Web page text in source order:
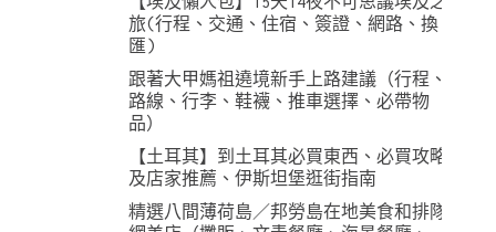
旅(行程、交通、住宿、簽證、網路、換
匯)
跟著大甲媽祖遶境新手上路建議（行程、
路線、行李、鞋襪、推車選擇、必帶物
品）
【土耳其】到土耳其必買東西、必買攻略
及店家推薦、伊斯坦堡逛街指南
精選八間薄荷島／邦勞島在地美食和排隊